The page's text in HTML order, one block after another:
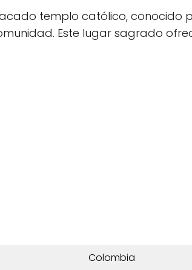
templo católico, conocido
Este lugar sagrado
Colombia